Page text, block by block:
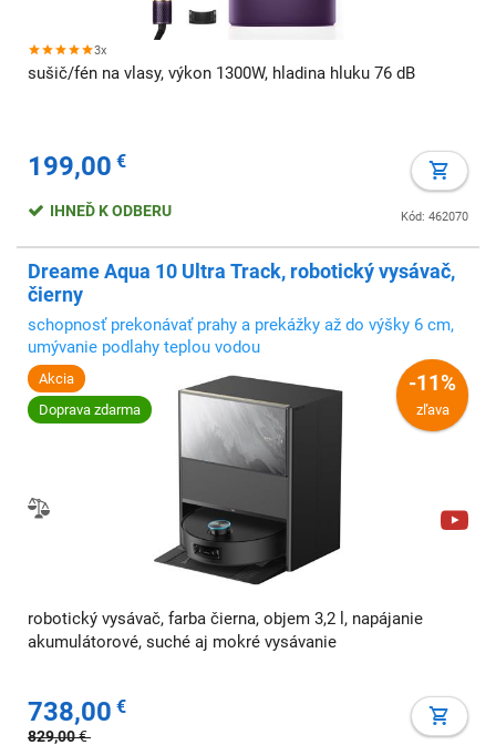
3x
sušič/fén na vlasy, výkon 1300W, hladina hluku 76 dB
199,00 €
Kód: 462070
IHNEĎ K ODBERU
Dreame Aqua 10 Ultra Track, robotický vysávač,
čierny
schopnosť prekonávať prahy a prekážky až do výšky 6 cm,
umývanie podlahy teplou vodou
Akcia
Doprava zdarma
-11%
zľava
robotický vysávač, farba čierna, objem 3,2 l, napájanie
akumulátorové, suché aj mokré vysávanie
738,00 €
829,00€